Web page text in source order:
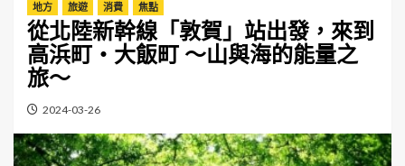
地方 旅遊 消費 焦點
從北陸新幹線「敦賀」站出發，來到
高浜町・大飯町 ～山與海的能量之
旅～
2024-03-26